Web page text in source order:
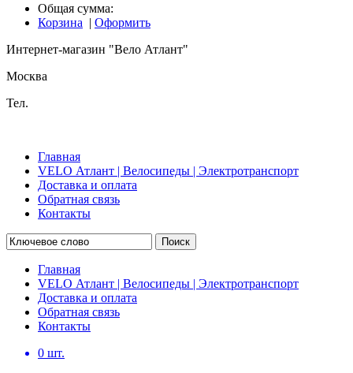
Общая сумма:
Корзина | Оформить
Интернет-магазин "Вело Атлант"
Москва
Тел.
Главная
VELO Атлант | Велосипеды | Электротранспорт
Доставка и оплата
Обратная связь
Контакты
Поиск
Главная
VELO Атлант | Велосипеды | Электротранспорт
Доставка и оплата
Обратная связь
Контакты
0 шт.